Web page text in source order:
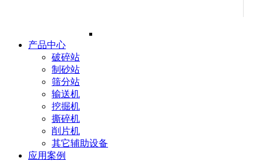
产品中心
破碎站
制砂站
筛分站
输送机
挖掘机
撕碎机
削片机
其它辅助设备
应用案例